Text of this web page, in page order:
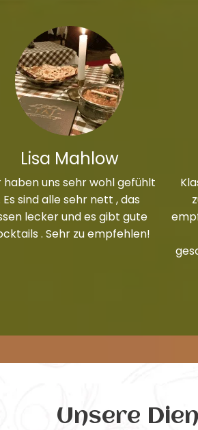
Lisa Mahlow
haben uns sehr wohl gefühlt
Es sind alle sehr nett , das
lecker und es gibt gute
. Sehr zu empfehlen!
Unsere